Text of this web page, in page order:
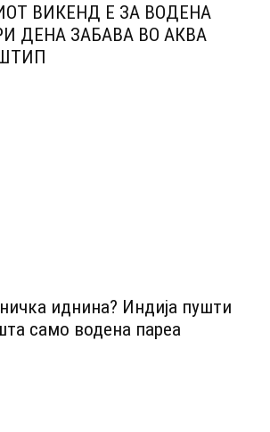
ВИКЕНД Е ЗА ВОДЕНА
ДЕНА ЗАБАВА ВО АКВА
иднина? Индија пушти
само водена пареа